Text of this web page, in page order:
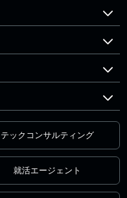
テックコンサルティング
就活エージェント